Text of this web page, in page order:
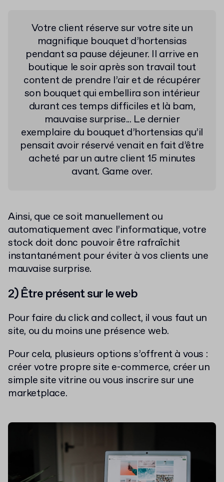
Votre client réserve sur votre site un
magnifique bouquet d’hortensias
pendant sa pause déjeuner. Il arrive en
boutique le soir après son travail tout
content de prendre l’air et de récupérer
son bouquet qui embellira son intérieur
durant ces temps difficiles et là bam,
mauvaise surprise... Le dernier
exemplaire du bouquet d’hortensias qu’il
pensait avoir réservé venait en fait d’être
acheté par un autre client 15 minutes
avant. Game over.
Ainsi, que ce soit manuellement ou
automatiquement avec l’informatique, votre
stock doit donc pouvoir être rafraîchit
instantanément pour éviter à vos clients une
mauvaise surprise.
2) Être présent sur le web
Pour faire du click and collect, il vous faut un
site, ou du moins une présence web.
Pour cela, plusieurs options s’offrent à vous :
créer votre propre site e-commerce, créer un
simple site vitrine ou vous inscrire sur une
marketplace.